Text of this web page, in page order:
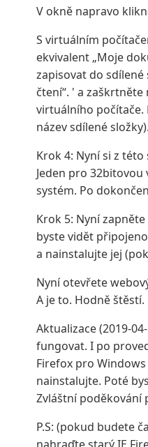
V okně napravo
S virtuálním
ekvivalent „Moje
zapisovat do
čtení“. ' a
virtuálního počítače.
název sdílené složky).
Krok 4: Nyní si z
Jeden pro
systém. Po
Krok 5: Nyní
byste vidět
a nainstalujte jej
Nyní otevřete
A je to. Hodně štěstí.
Aktualizace (2019-
fungovat. I po
Firefox pro
nainstalujte. Poté
Zvláštní poděkování
P.S: (pokud budete